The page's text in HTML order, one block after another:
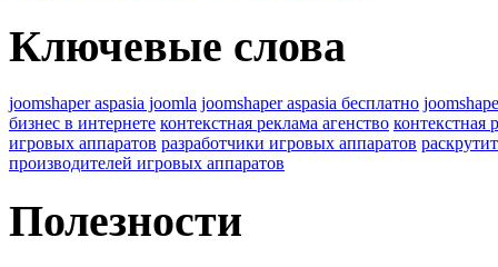
Ключевые слова
joomshaper aspasia joomla joomshaper aspasia бесплатно
бизнес в интернете контекстная реклама агенство контекстная
игровых аппаратов разработчики игровых аппаратов
производителей игровых аппаратов
Полезности